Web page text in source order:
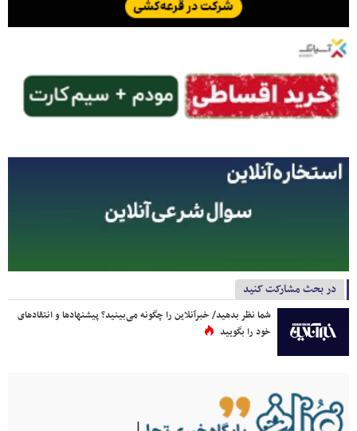
در بحث مشارکت کنید
شما نظر بدهید/ خبرآنلاین را چگونه می‌بینید؟ پیشنهادها و انتقادهای
خود را بگویید